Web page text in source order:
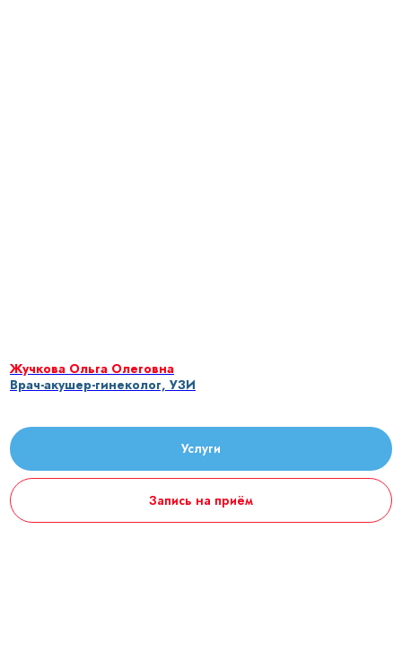
Жучкова Ольга Олеговна
Врач-акушер-гинеколог, УЗИ
Услуги
Запись на приём